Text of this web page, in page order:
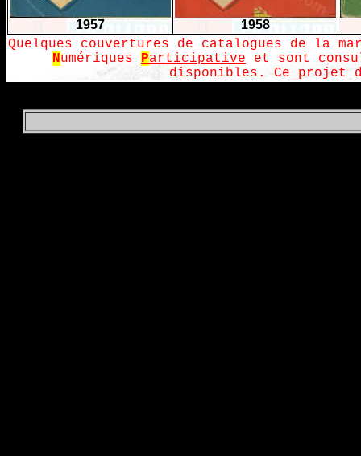
1957 1958
Quelques couvertures de catalogues de la
Numériques Participative et sont
disponibles. Ce projet